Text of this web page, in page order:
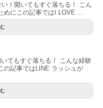
！開いてもすぐ落ちる！ こん
にこの記事ではI LOVE ...
てもすぐ落ちる！ こんな経験
の記事ではLINE ラッシュが